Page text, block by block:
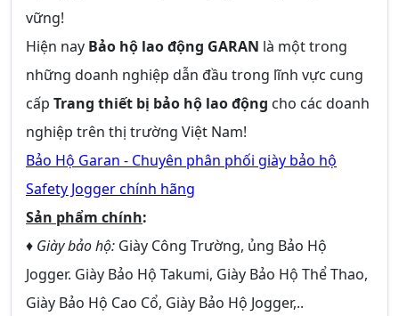
vững!
Hiện nay Bảo hộ lao động GARAN là một trong
những doanh nghiệp dẫn đầu trong lĩnh vực cung
cấp Trang thiết bị bảo hộ lao động cho các doanh
nghiệp trên thị trường Việt Nam!
Bảo Hộ Garan - Chuyên phân phối giày bảo hộ
Safety Jogger chính hãng
Sản phẩm chính:
♦ Giày bảo hộ: Giày Công Trường, ủng Bảo Hộ
Jogger. Giày Bảo Hộ Takumi, Giày Bảo Hộ Thể Thao,
Giày Bảo Hộ Cao Cổ, Giày Bảo Hộ Jogger,..